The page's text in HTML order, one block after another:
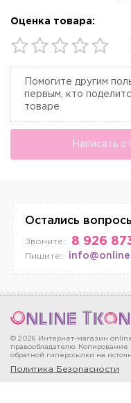
Оценка товара:
Помогите другим
первым, кто
товаре
Написать
Остались
Звоните: 8 926
Пишите:
© 2026 Интернет-магазин
правообладателю.
обратной гиперссылки на
Политика Безопасности